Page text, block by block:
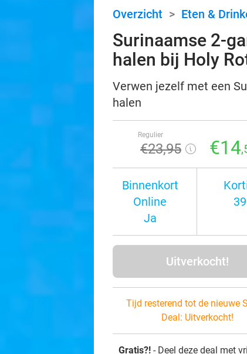
Overzicht > Eten &
Surinaamse 2-
halen bij Holy
Verwen jezelf met een
halen
Regulier
€23,95 €14
Binnenkort
Online
Ja
Uitverkocht!
Tijd resterend tot de nieuwe
Deal: Uitverkocht!
Gratis?! - Deel deze deal met